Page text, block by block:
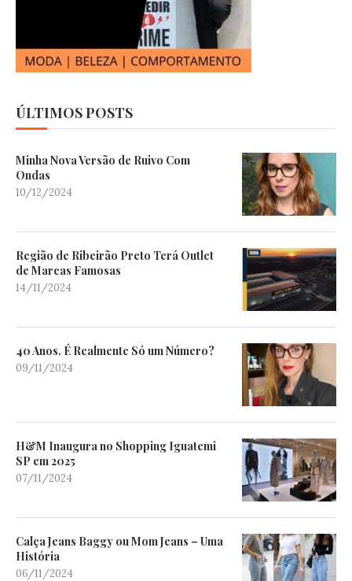
ÚLTIMOS POSTS
Minha Nova Versão de Ruivo Com
Ondas
10/12/2024
Região de Ribeirão Preto Terá Outlet
de Marcas Famosas
14/11/2024
40 Anos. É Realmente Só um Número?
09/11/2024
H&M Inaugura no Shopping Iguatemi
SP em 2025
07/11/2024
Calça Jeans Baggy ou Mom Jeans – Uma
História
06/11/2024